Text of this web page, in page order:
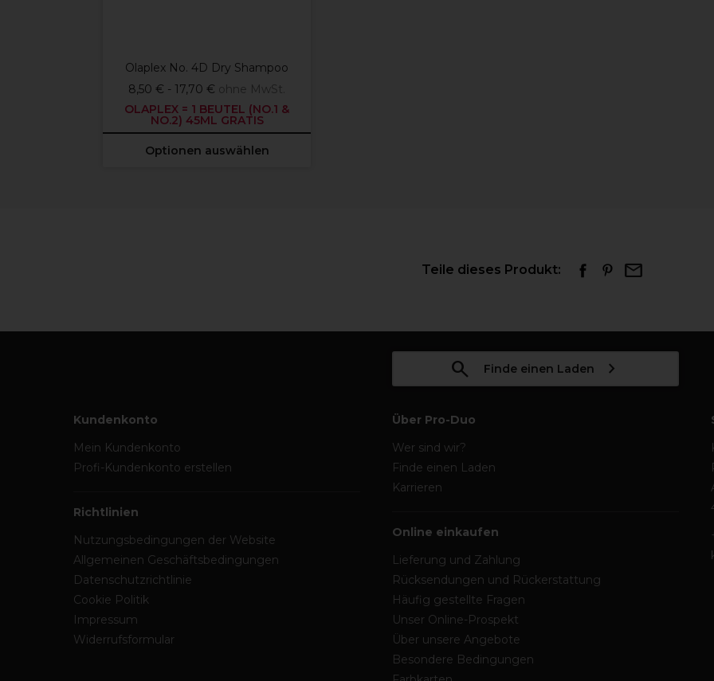
Olaplex No. 4D Dry Shampoo
8,50 € - 17,70 € ohne MwSt.
OLAPLEX = 1 BEUTEL (NO.1 &
NO.2) 45ML GRATIS
Optionen auswählen
Teile dieses Produkt:
Finde einen Laden
Kundenkonto
Mein Kundenkonto
Profi-Kundenkonto erstellen
Richtlinien
Nutzungsbedingungen der Website
Allgemeinen Geschäftsbedingungen
Datenschutzrichtlinie
Cookie Politik
Impressum
Widerrufsformular
Über Pro-Duo
Wer sind wir?
Finde einen Laden
Karrieren
Online einkaufen
Lieferung und Zahlung
Rücksendungen und Rückerstattung
Häufig gestellte Fragen
Unser Online-Prospekt
Über unsere Angebote
Besondere Bedingungen